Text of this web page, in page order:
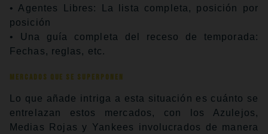
• Agentes Libres: La lista completa, posición por
posición
• Una guía completa del receso de temporada:
Fechas, reglas, etc.
Mercados que se superponen
Lo que añade intriga a esta situación es cuánto se
entrelazan estos mercados, con los Azulejos,
Medias Rojas y Yankees involucrados de manera